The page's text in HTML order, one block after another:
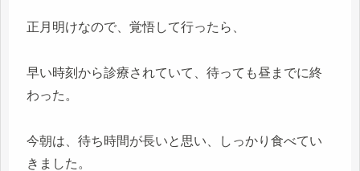
正月明けなので、覚悟して行ったら、
早い時刻から診療されていて、待っても昼までに終
わった。
今朝は、待ち時間が長いと思い、しっかり食べてい
きました。